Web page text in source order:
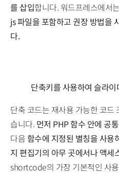
를 삽입합니다. 워드프레스에서는
js 파일을 포함하고 권장 방법을
다.
단축키를 사용하여 슬라이
단축 코드는 재사용 가능한 코드
습니다. 먼저 PHP 함수 안에 공
다음함수에 지정된 별칭을 사용
지 편집기의 아무 곳에서나 액세
shortcode의 가장 기본적인 사